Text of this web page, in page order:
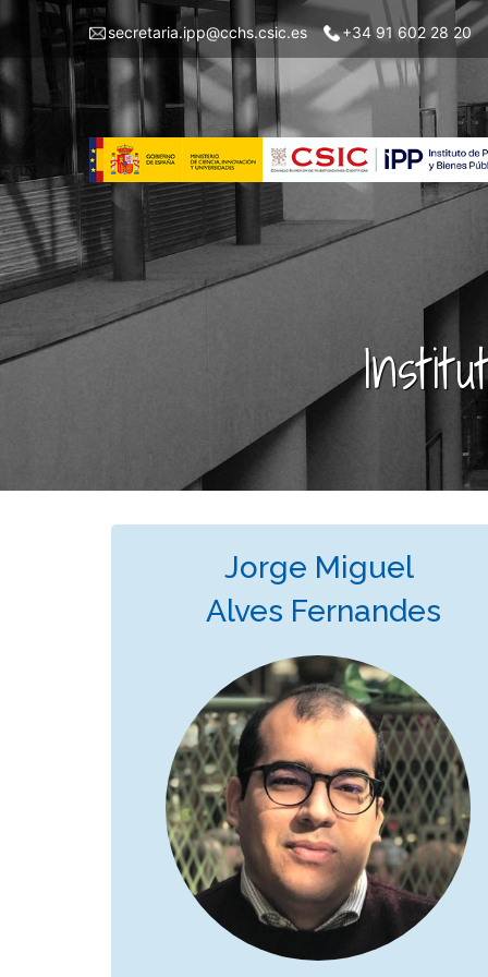
main
content
Menu
IPP
secretaria.ipp@cchs.csic.es +34 91 602 28 20
Jorge Miguel
Alves Fernandes